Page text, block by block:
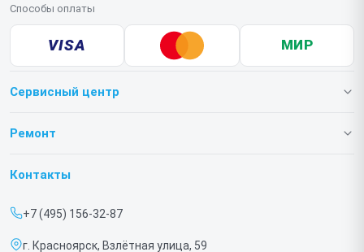
Способы оплаты
VISA МИР
Сервисный центр
О нашем сервисе
Срочный ремонт
Ремонт
Роботов-пылесосов
Контакты
+7 (495) 156-32-87
г. Красноярск, Взлётная улица, 59